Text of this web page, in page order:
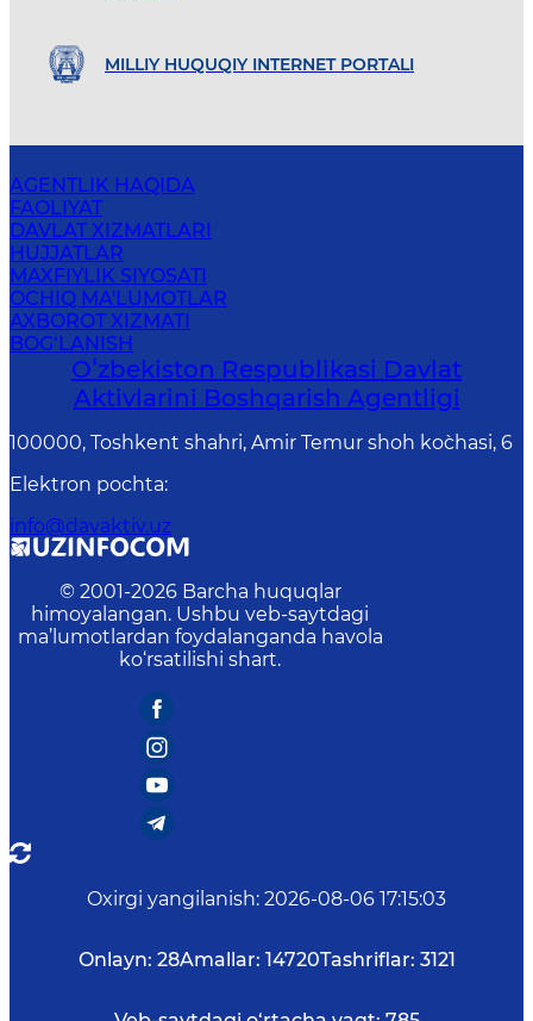
MILLIY HUQUQIY INTERNET PORTALI
AGENTLIK HAQIDA
FAOLIYAT
DAVLAT XIZMATLARI
HUJJATLAR
MAXFIYLIK SIYOSATI
OCHIQ MA'LUMOTLAR
AXBOROT XIZMATI
BOG‘LANISH
Oʻzbekiston Respublikasi Davlat
Aktivlarini Boshqarish Agentligi
100000, Toshkent shahri, Amir Temur shoh ko`chasi, 6
Elektron pochta:
info@davaktiv.uz
© 2001-2026 Barcha huquqlar
himoyalangan. Ushbu veb-saytdagi
ma’lumotlardan foydalanganda havola
ko‘rsatilishi shart.
Oxirgi yangilanish: 2026-08-06 17:15:03
Onlayn: 28Amallar: 14720Tashriflar: 3121